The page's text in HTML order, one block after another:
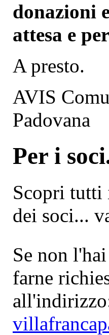
donazioni
attesa e
A presto.
AVIS
Padovana
Per i
Scopri tutti
dei soci...
Se non
farne